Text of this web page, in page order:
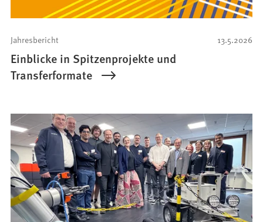
13.5.2026
Jahresbericht
Einblicke in Spitzenprojekte und
Transferformate